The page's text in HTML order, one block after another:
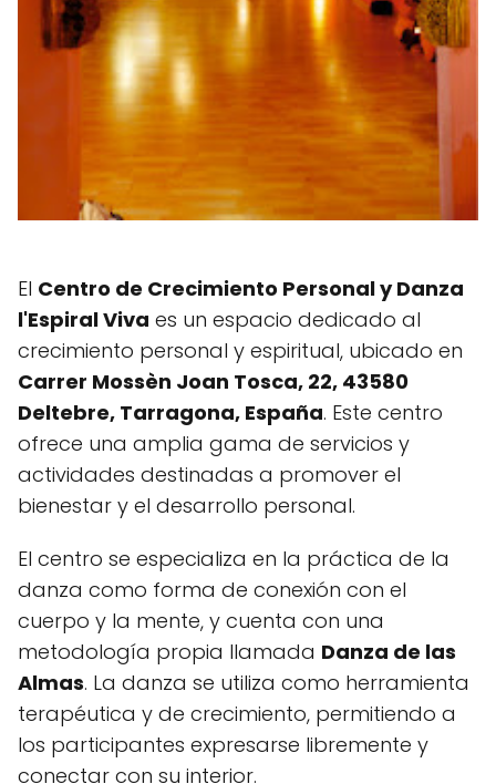
El Centro de Crecimiento Personal y Danza
l'Espiral Viva es un espacio dedicado al
crecimiento personal y espiritual, ubicado en
Carrer Mossèn Joan Tosca, 22, 43580
Deltebre, Tarragona, España. Este centro
ofrece una amplia gama de servicios y
actividades destinadas a promover el
bienestar y el desarrollo personal.
El centro se especializa en la práctica de la
danza como forma de conexión con el
cuerpo y la mente, y cuenta con una
metodología propia llamada Danza de las
Almas. La danza se utiliza como herramienta
terapéutica y de crecimiento, permitiendo a
los participantes expresarse libremente y
conectar con su interior.